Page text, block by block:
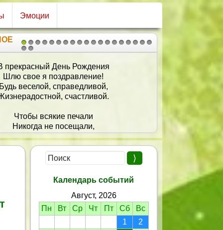
Эмоции
1 2
2021
с праздником рожденья!
Я желаю удивленья
От сюрпризов и цветов,
От красивых, теплых слов!
Календарь событий
Август, 2026
Пн
Вт Ср Чт Пт Сб
Вс
1
2